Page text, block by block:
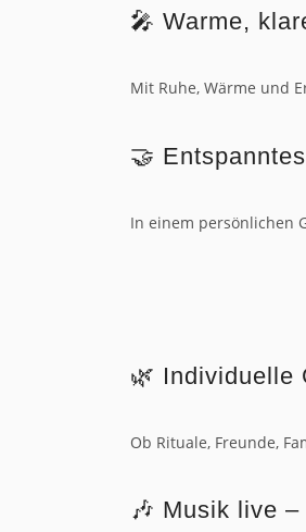
🎤 Warme,
Mit Ruhe, Wärme und
🤝
In einem persönlichen
🌿 Individuelle
Ob Rituale, Freunde,
🎶 Musik live